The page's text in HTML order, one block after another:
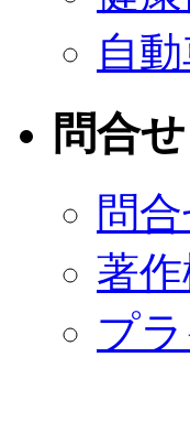
自
問合せ
問
著
プ